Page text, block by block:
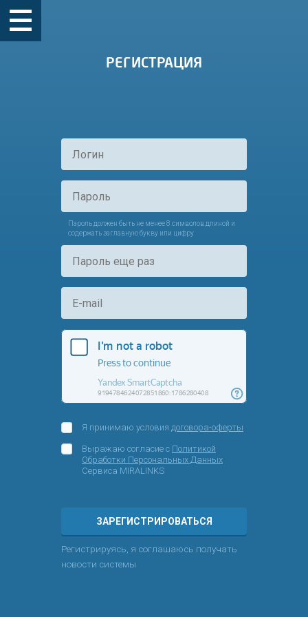
РЕГИСТРАЦИЯ
Пароль должен быть не менее 8 символов длиной и
содержать заглавную букву или цифру
Я принимаю условия договора-оферты
Выражаю согласие с Политикой
Обработки Персональных Данных
Сервиса MIRALINKS
ЗАРЕГИСТРИРОВАТЬСЯ
Регистрируясь, я соглашаюсь получать
новости системы